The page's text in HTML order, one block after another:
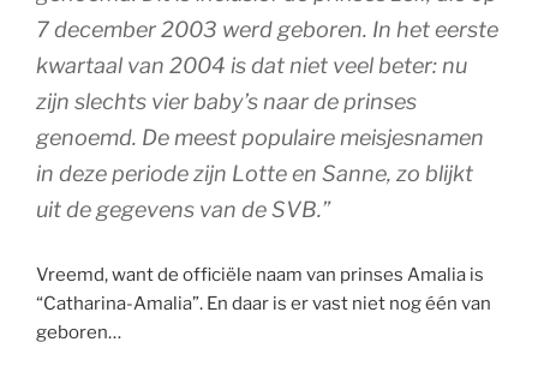
7 december 2003 werd geboren. In het eerste
kwartaal van 2004 is dat niet veel beter: nu
zijn slechts vier baby’s naar de prinses
genoemd. De meest populaire meisjesnamen
in deze periode zijn Lotte en Sanne, zo blijkt
uit de gegevens van de SVB.”
Vreemd, want de officiële naam van prinses Amalia is
“Catharina-Amalia”. En daar is er vast niet nog één van
geboren…